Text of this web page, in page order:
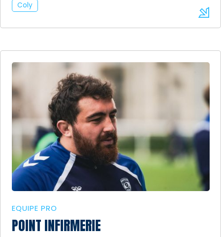
Coly
EQUIPE PRO
POINT INFIRMERIE